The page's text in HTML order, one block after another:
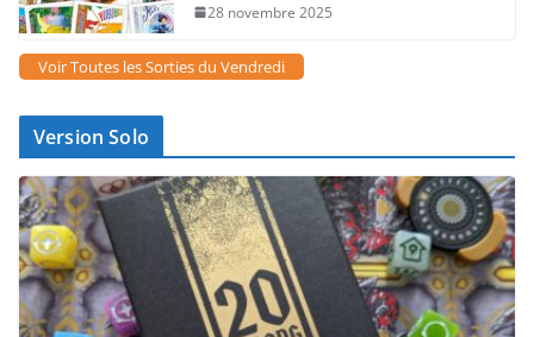
28 novembre 2025
Voir Toutes les Sorties du Vendredi
Version Solo